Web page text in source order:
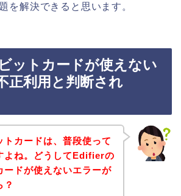
を解決できると思います。
ットカードが使えない
正利用と判断され
トカードは、普段使って
よね。どうしてEdifierの
ードが使えないエラーが
？